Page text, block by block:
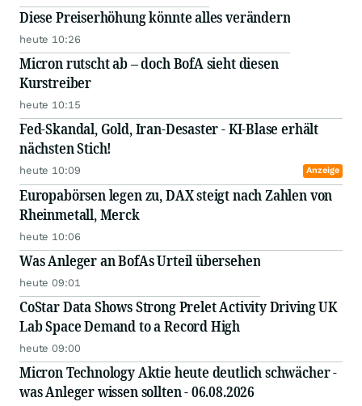
Diese Preiserhöhung könnte alles verändern
heute 10:26
Micron rutscht ab – doch BofA sieht diesen
Kurstreiber
heute 10:15
Fed-Skandal, Gold, Iran-Desaster - KI-Blase erhält
nächsten Stich!
heute 10:09 Anzeige
Europabörsen legen zu, DAX steigt nach Zahlen von
Rheinmetall, Merck
heute 10:06
Was Anleger an BofAs Urteil übersehen
heute 09:01
CoStar Data Shows Strong Prelet Activity Driving UK
Lab Space Demand to a Record High
heute 09:00
Micron Technology Aktie heute deutlich schwächer -
was Anleger wissen sollten - 06.08.2026